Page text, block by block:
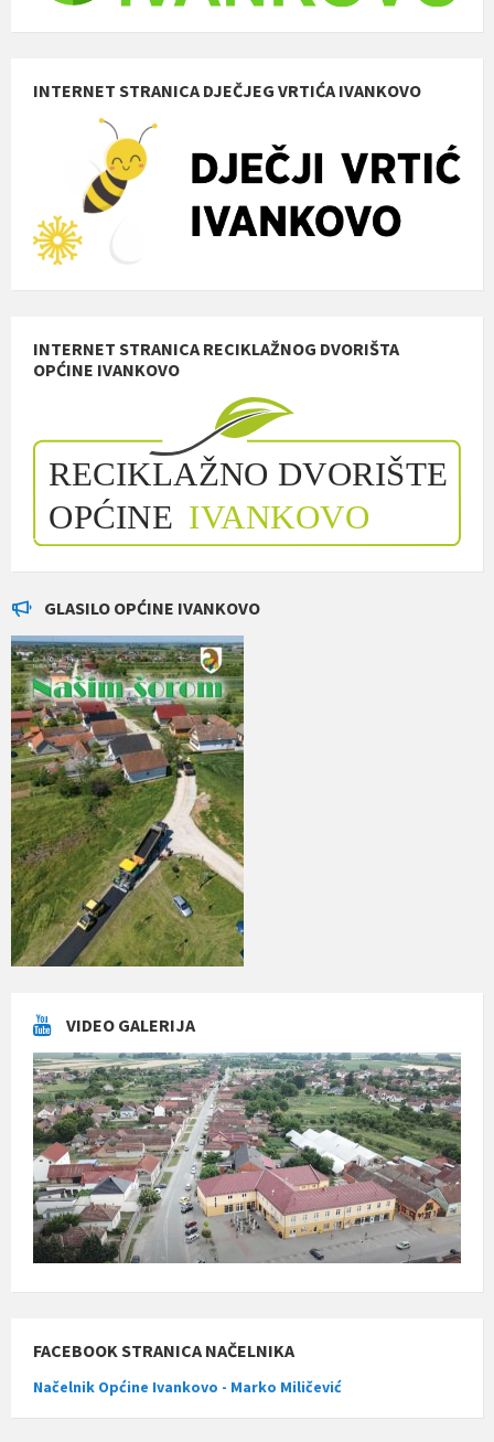
INTERNET STRANICA DJEČJEG VRTIĆA IVANKOVO
INTERNET STRANICA RECIKLAŽNOG DVORIŠTA
OPĆINE IVANKOVO
GLASILO OPĆINE IVANKOVO
VIDEO GALERIJA
FACEBOOK STRANICA NAČELNIKA
Načelnik Općine Ivankovo - Marko Miličević